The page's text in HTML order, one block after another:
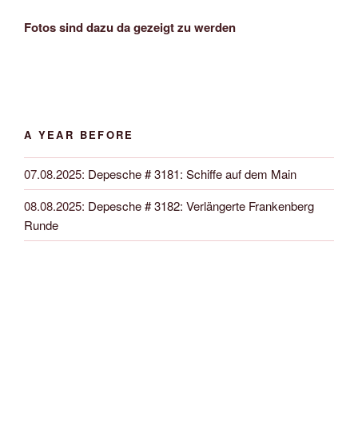
Fotos sind dazu da gezeigt zu werden
A YEAR BEFORE
07.08.2025: Depesche # 3181: Schiffe auf dem Main
08.08.2025: Depesche # 3182: Verlängerte Frankenberg
Runde